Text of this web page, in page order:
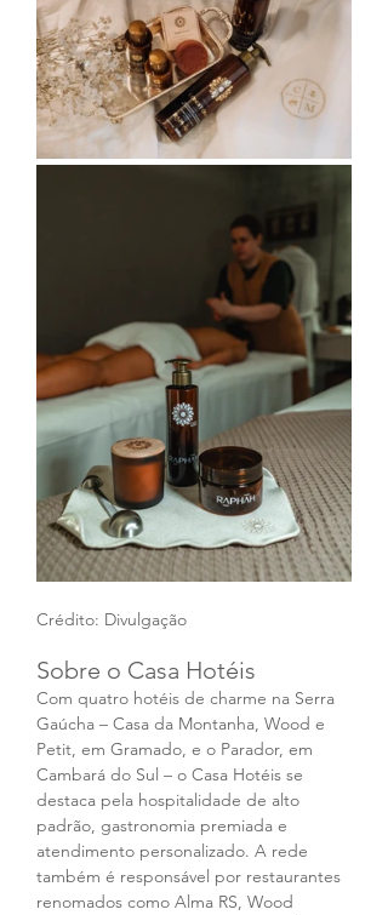
Crédito: Divulgação
Sobre o Casa Hotéis
Com quatro hotéis de charme na Serra
Gaúcha – Casa da Montanha, Wood e
Petit, em Gramado, e o Parador, em
Cambará do Sul – o Casa Hotéis se
destaca pela hospitalidade de alto
padrão, gastronomia premiada e
atendimento personalizado. A rede
também é responsável por restaurantes
renomados como Alma RS, Wood